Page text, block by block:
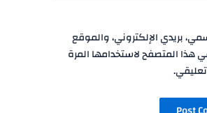
بريدي الإلكتروني، والموقع
هذا المتصفح لاستخدامها المرة